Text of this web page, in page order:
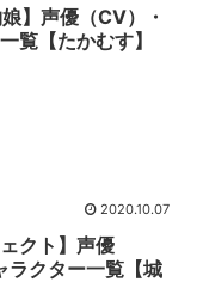
】声優（CV）・
覧【たかむす】
2020.10.07
クト】声優
ラクター一覧【城